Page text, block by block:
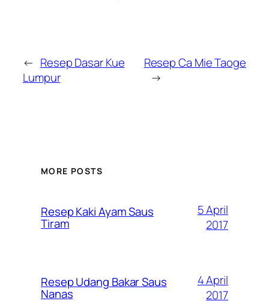
← Resep Dasar Kue
Lumpur
Resep Ca Mie Taoge
→
MORE POSTS
Resep Kaki Ayam Saus
Tiram
5 April
2017
Resep Udang Bakar Saus
Nanas
4 April
2017